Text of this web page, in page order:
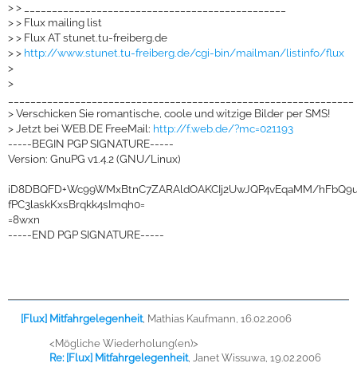
>> _______________________________________________
>> Flux mailing list
>> Flux AT stunet.tu-freiberg.de
>> http://www.stunet.tu-freiberg.de/cgi-bin/mailman/listinfo/flux
>
>
>Verschicken Sie romantische, coole und witzige Bilder per SMS!
>Jetzt bei WEB.DE FreeMail: http://f.web.de/?mc=021193
-----BEGIN PGP SIGNATURE-----
Version: GnuPG v1.4.2 (GNU/Linux)
iD8DBQFD+Wc99WMxBtnC7ZARAldOAKCIj2UwJQP4vEqaMM/
fPC3laskKxsBrqkk4sImqh0=
=8wxn
-----END PGP SIGNATURE-----
[Flux] Mitfahrgelegenheit, Mathias Kaufmann, 16.02.2006
<Mögliche Wiederholung(en)>
Re: [Flux] Mitfahrgelegenheit, Janet Wissuwa, 19.02.2006